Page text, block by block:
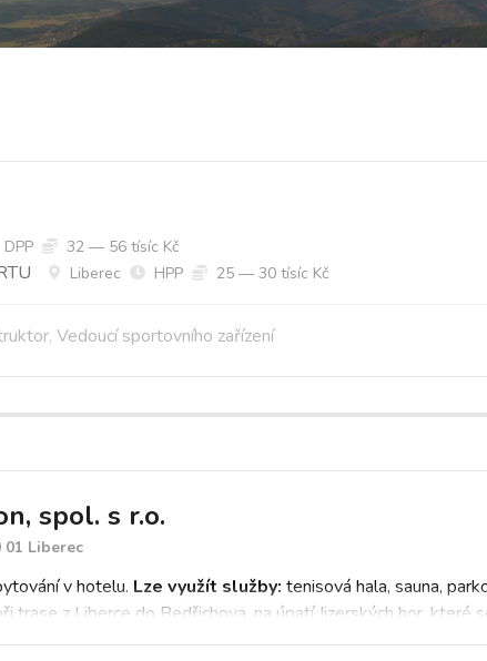
DPP 32 — 56 tísíc Kč
Liberec HPP 25 — 30 tísíc Kč
, Vedoucí sportovního zařízení
spol. s r.o.
01 Liberec
v hotelu. Lze využít služby: tenisová hala, sauna,
trase z Liberce do Bedřichova, na úpatí Jizerských hor,